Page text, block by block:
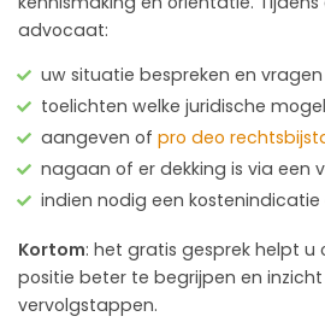
advocaat:
uw situatie bespreken en
toelichten welke juridische
aangeven of pro deo
nagaan of er dekking is via een
indien nodig een kostenindicatie
Kortom: het gratis gesprek helpt u
positie beter te begrijpen en
vervolgstappen.